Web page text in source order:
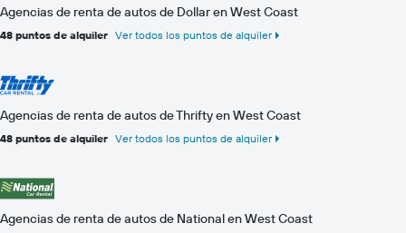
Agencias de renta de autos de Dollar en West Coast
48 puntos de alquiler Ver todos los puntos de alquiler
Agencias de renta de autos de Thrifty en West Coast
48 puntos de alquiler Ver todos los puntos de alquiler
Agencias de renta de autos de National en West Coast